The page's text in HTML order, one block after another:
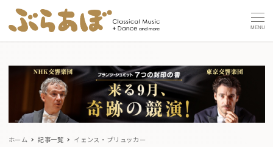
MENU
ホーム 記事一覧 イェンス・プリュッカー